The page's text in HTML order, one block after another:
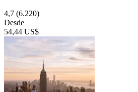
4,7 (6.220)
Desde
54,44 US$